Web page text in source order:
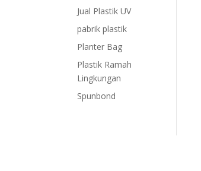
Jual Plastik UV
pabrik plastik
Planter Bag
Plastik Ramah
Lingkungan
Spunbond